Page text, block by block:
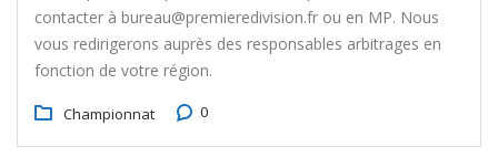
contacter à bureau@premieredivision.fr ou en MP. Nous
vous redirigerons auprès des responsables arbitrages en
fonction de votre région.
Championnat 0